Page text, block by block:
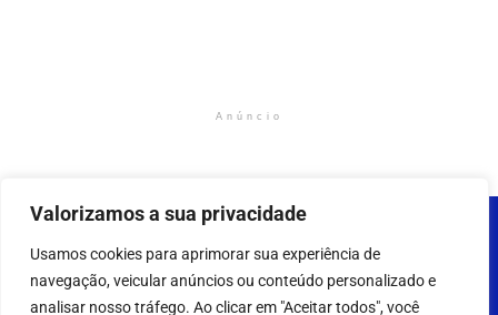
Valorizamos a sua privacidade
Usamos cookies para aprimorar sua experiência de
navegação, veicular anúncios ou conteúdo personalizado e
analisar nosso tráfego. Ao clicar em "Aceitar todos", você
Anúncio